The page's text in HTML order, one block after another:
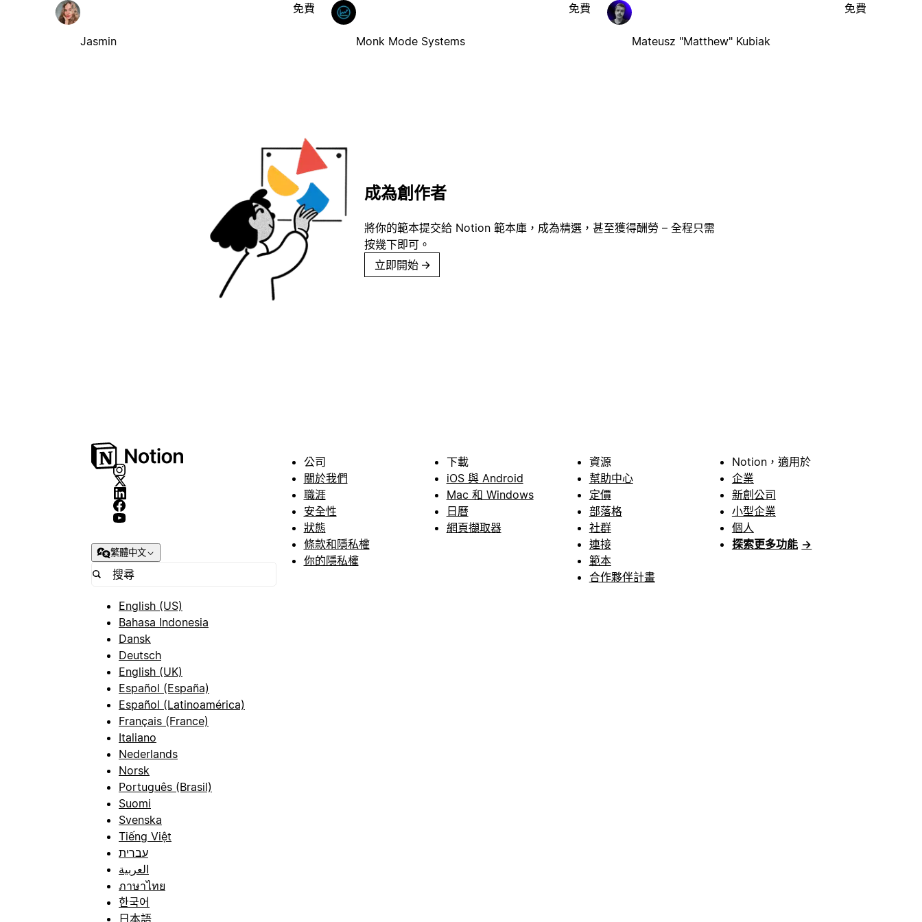
Jasmin
免費
Monk Mode Systems
免費
Mateusz "Matthew" Kubiak
免費
成為創作者
將你的範本提交給 Notion 範本庫，成為精選，甚至獲得酬勞 – 全程只需
按幾下即可。
立即開始 →
繁體中文
English (US)
Bahasa Indonesia
Dansk
Deutsch
English (UK)
Español (España)
Español (Latinoamérica)
Français (France)
Italiano
Nederlands
Norsk
Português (Brasil)
Suomi
Svenska
Tiếng Việt
עברית
العربية
ภาษาไทย
한국어
日本語
公司
關於我們
職涯
安全性
狀態
條款和隱私權
你的隱私權
下載
iOS 與 Android
Mac 和 Windows
日曆
網頁擷取器
資源
幫助中心
定價
部落格
社群
連接
範本
合作夥伴計畫
Notion，適用於
企業
新創公司
小型企業
個人
探索更多功能 →